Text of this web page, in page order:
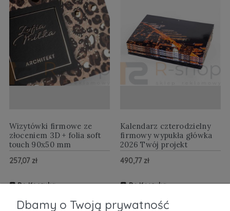
Wizytówki firmowe ze
złoceniem 3D + folia soft
touch 90x50 mm
257,07 zł
Do Koszyka
Kalendarz czterodzielny
firmowy wypukła główka
2026 Twój projekt
490,77 zł
Do Koszyka
Dbamy o Twoją prywatność